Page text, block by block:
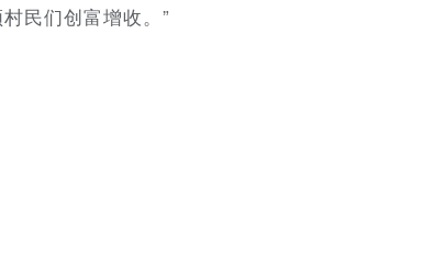
民们创富增收。”